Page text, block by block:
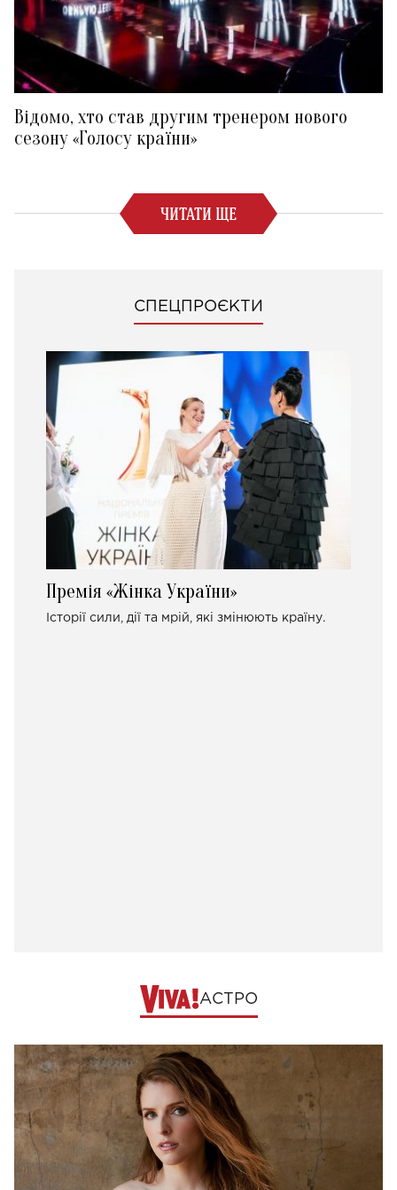
Відомо, хто став другим тренером нового
сезону «Голосу країни»
ЧИТАТИ ЩЕ
СПЕЦПРОЄКТИ
Премія «Жінка України»
Історії сили, дії та мрій, які змінюють країну.
АСТРО